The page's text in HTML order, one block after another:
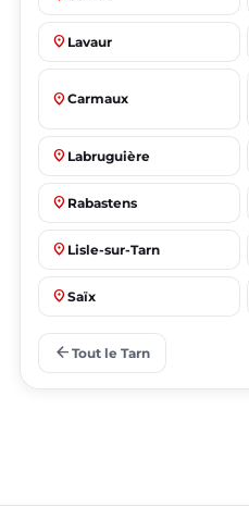
place Lavaur
place Carmaux
place Labruguière
place Rabastens
place Lisle-sur-Tarn
place Saïx
place
arrow_back Tout le Tarn